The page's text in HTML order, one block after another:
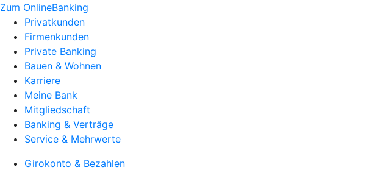
Zum OnlineBanking
Privatkunden
Firmenkunden
Private Banking
Bauen & Wohnen
Karriere
Meine Bank
Mitgliedschaft
Banking & Verträge
Service & Mehrwerte
Girokonto & Bezahlen